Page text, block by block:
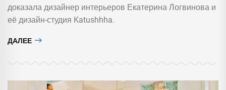
доказала дизайнер интерьеров Екатерина Логвинова и
её дизайн-студия Katushhha.
ДАЛЕЕ